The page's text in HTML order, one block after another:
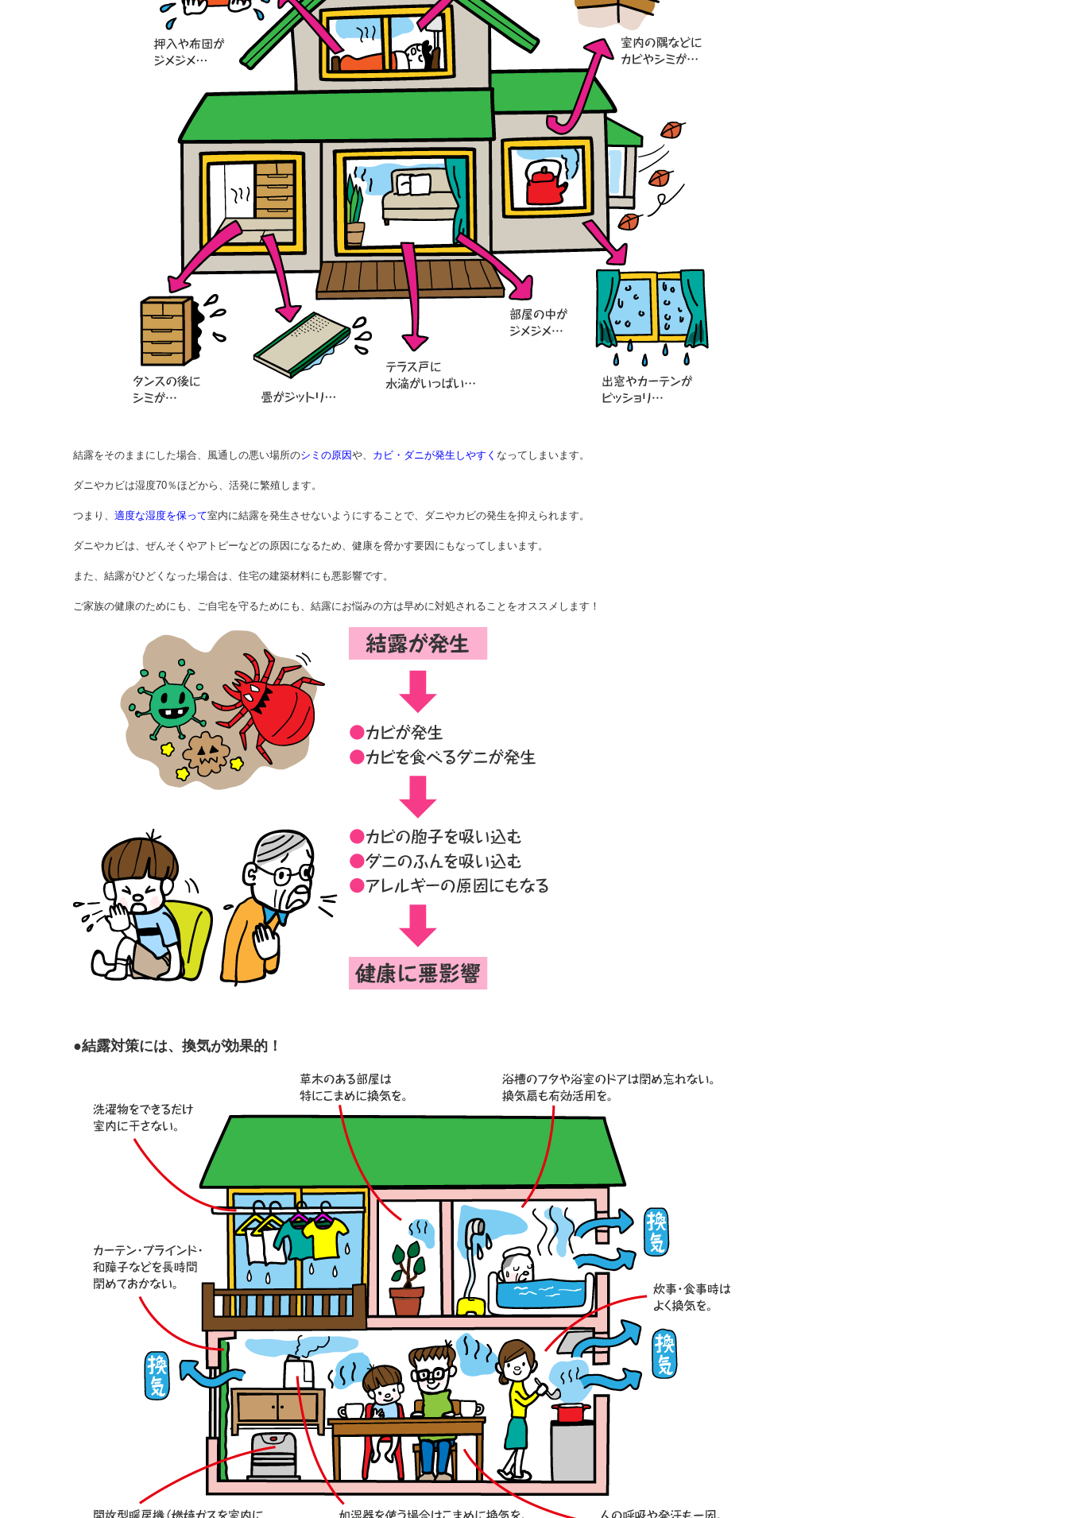
結露をそのままにした場合、風通しの悪い場所のシミの原因や、 カビ・ダニが発生しやすく なってしまいます。
ダニやカビは湿度70％ほどから、活発に繁殖します。
つまり、 適度な湿度を保って室内に結露を発生させないようにすることで、ダニやカビの発生を抑えられます。
ダニやカビは、ぜんそくやアトピーなどの原因になるため、健康を脅かす要因にもなってしまいます。
また、結露がひどくなった場合は、住宅の建築材料にも悪影響です。
ご家族の健康のためにも、ご自宅を守るためにも、結露にお悩みの方は早めに対処されることをオススメします！
●結露対策には、換気が効果的！